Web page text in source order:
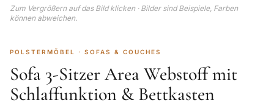
Zum Vergrößern auf das Bild klicken · Bilder sind Beispiele, Farben
können abweichen.
POLSTERMÖBEL · SOFAS & COUCHES
Sofa 3-Sitzer Area Webstoff mit
Schlaffunktion & Bettkasten